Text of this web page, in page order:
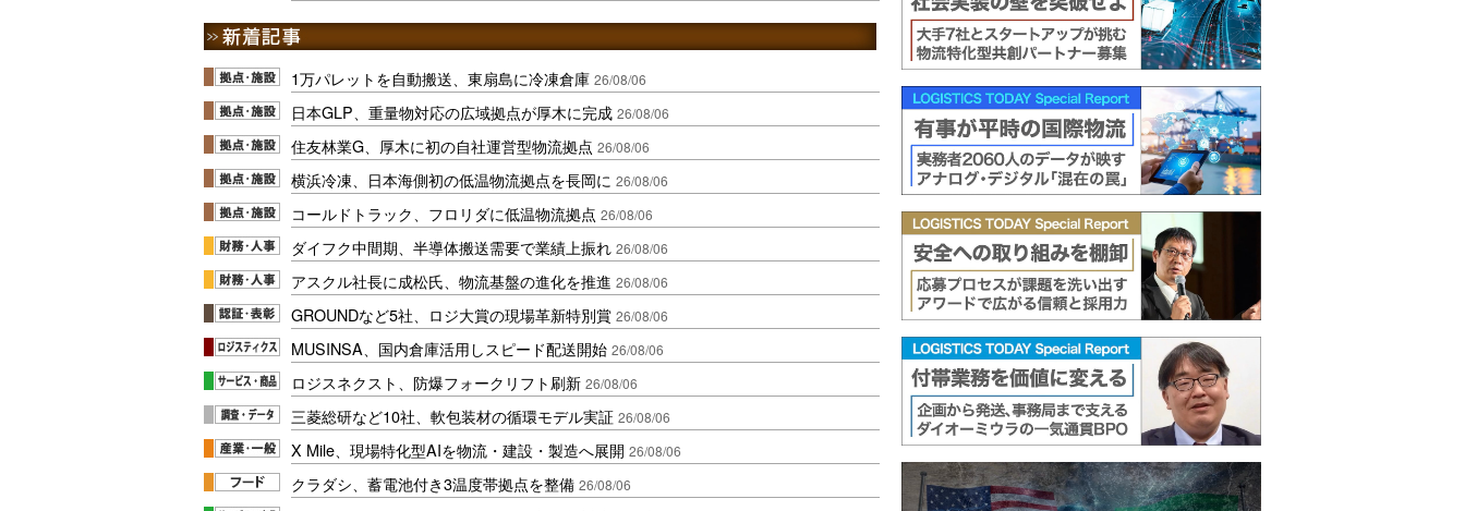
1万パレットを自動搬送、東扇島に冷凍倉庫 26/08/06
日本GLP、重量物対応の広域拠点が厚木に完成 26/08/06
住友林業G、厚木に初の自社運営型物流拠点 26/08/06
横浜冷凍、日本海側初の低温物流拠点を長岡に 26/08/06
コールドトラック、フロリダに低温物流拠点 26/08/06
ダイフク中間期、半導体搬送需要で業績上振れ 26/08/06
アスクル社長に成松氏、物流基盤の進化を推進 26/08/06
GROUNDなど5社、ロジ大賞の現場革新特別賞 26/08/06
MUSINSA、国内倉庫活用しスピード配送開始 26/08/06
ロジスネクスト、防爆フォークリフト刷新 26/08/06
三菱総研など10社、軟包装材の循環モデル実証 26/08/06
X Mile、現場特化型AIを物流・建設・製造へ展開 26/08/06
クラダシ、蓄電池付き3温度帯拠点を整備 26/08/06